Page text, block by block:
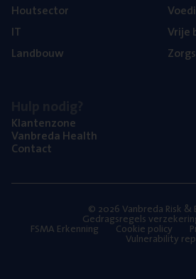
Hout­sec­tor
IT
Land­bouw
Vrije
Klan­ten­zo­ne
Van­b­re­da Health
Con­tact
© 2026 Vanbreda Risk &
Gedragsregels
FSMA Erkenning Cookie policy
Vulnerability